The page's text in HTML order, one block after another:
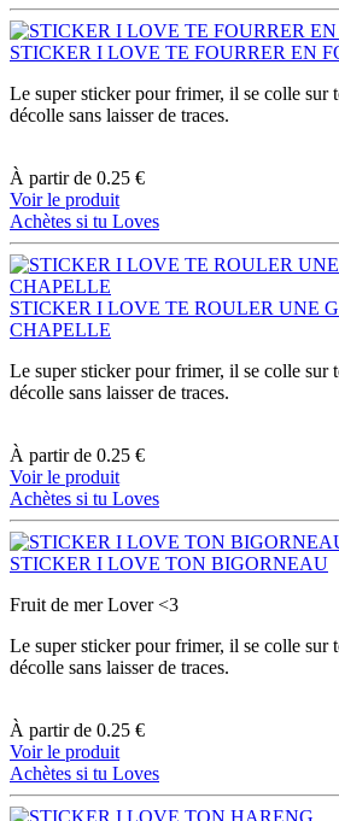
STICKER I LOVE TE FOURRER EN
Le super sticker pour frimer, il se colle sur
décolle sans laisser de traces.
À partir de 0.25 €
Voir le produit
Achètes si tu Loves
STICKER I LOVE TE ROULER UNE
CHAPELLE
Le super sticker pour frimer, il se colle sur
décolle sans laisser de traces.
À partir de 0.25 €
Voir le produit
Achètes si tu Loves
STICKER I LOVE TON BIGORNEAU
Fruit de mer Lover <3
Le super sticker pour frimer, il se colle sur
décolle sans laisser de traces.
À partir de 0.25 €
Voir le produit
Achètes si tu Loves